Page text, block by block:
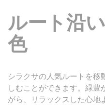
ルート沿
色
シラクサの人気ルートを移
しむことができます。緑豊
がら、リラックスした心地